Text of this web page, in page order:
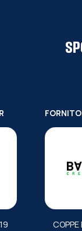
COPPE